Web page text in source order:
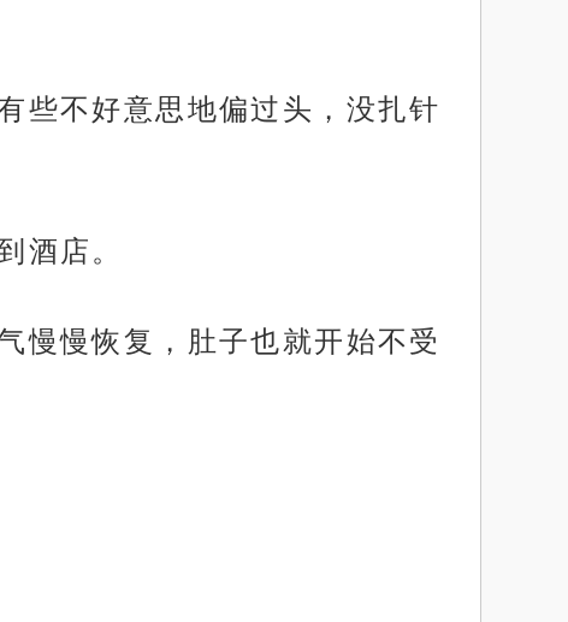
些不好意思地偏过头，没扎针
酒店。
慢慢恢复，肚子也就开始不受